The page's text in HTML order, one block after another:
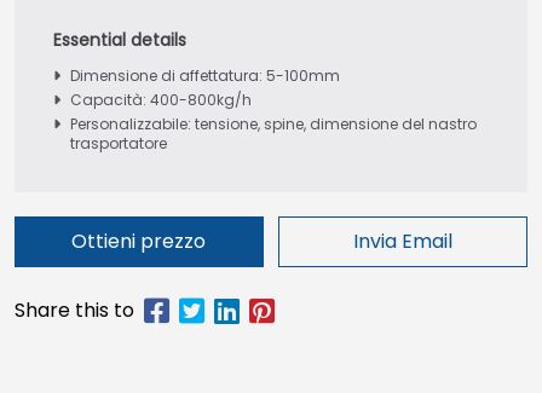
Dimensione di affettatura: 5-100mm
Capacità: 400-800kg/h
Personalizzabile: tensione, spine, dimensione del nastro
trasportatore
Ottieni prezzo Invia Email